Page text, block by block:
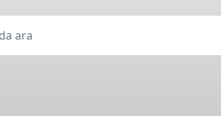
ara